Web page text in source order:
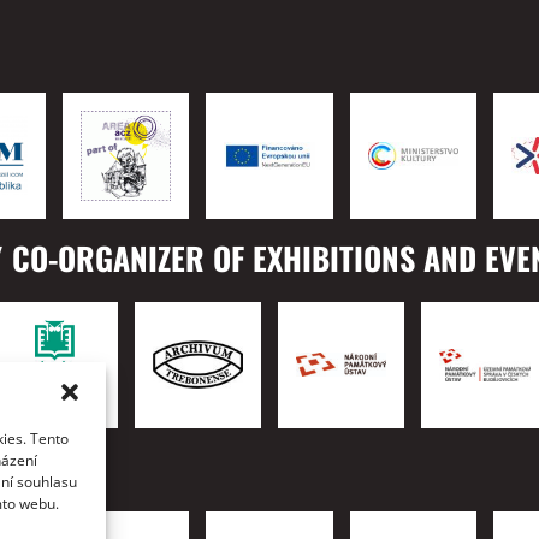
Tento
souhlasu
webu.
ORGANIZER OF EXHIBITIONS AND